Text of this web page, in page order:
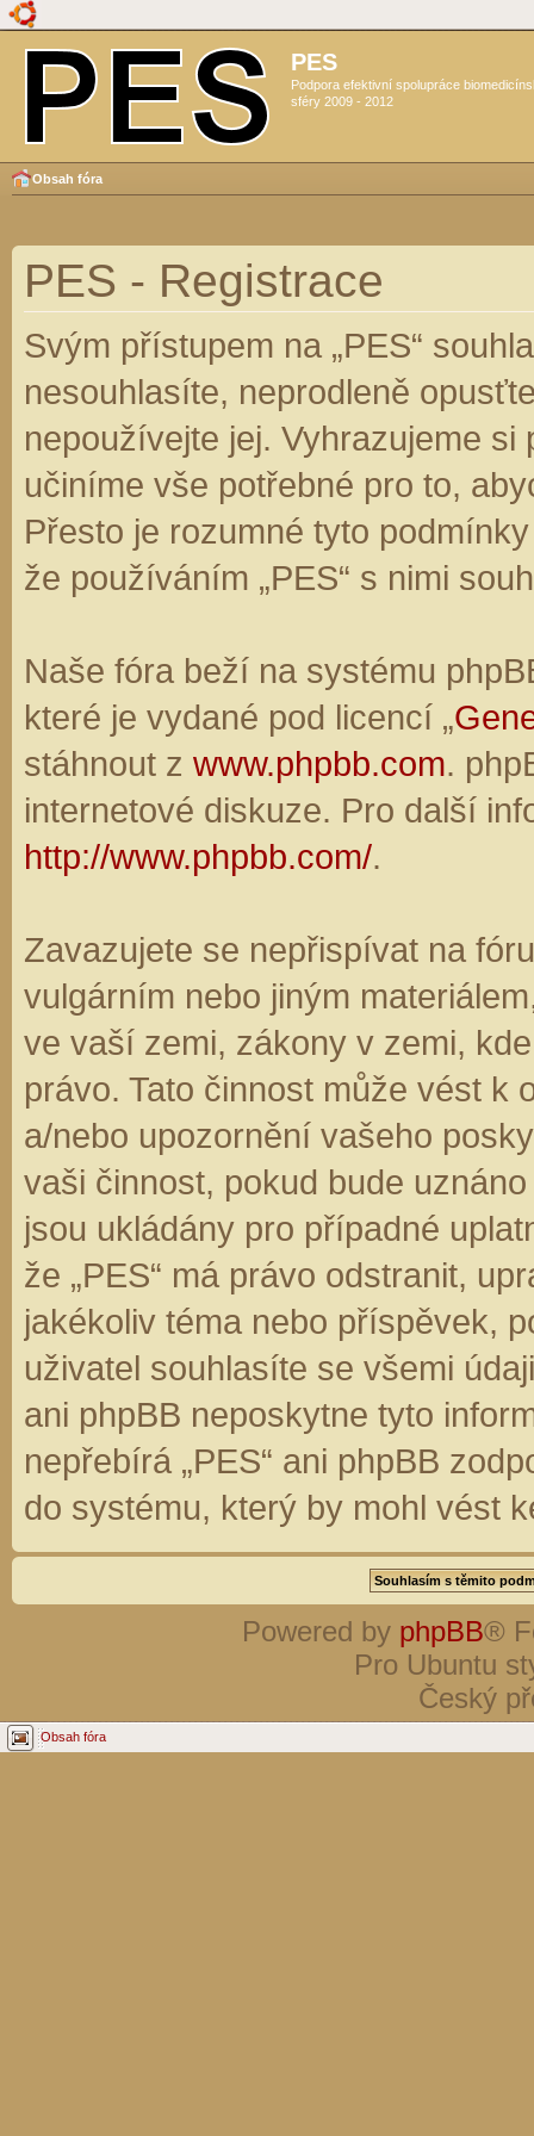
PES
Podpora efektivní spolupráce
sféry 2009 - 2012
Obsah fóra
PES - Registrace
Svým přístupem na „PES“
nesouhlasíte, neprodleně
nepoužívejte jej. Vyhrazujeme
učiníme vše potřebné pro to,
Přesto je rozumné tyto
že používáním „PES“ s nimi
Naše fóra beží na systému
které je vydané pod licencí „
stáhnout z www.phpbb.com.
internetové diskuze. Pro další
http://www.phpbb.com/.
Zavazujete se nepřispívat na
vulgárním nebo jiným
ve vaší zemi, zákony v zemi,
právo. Tato činnost může vést k
a/nebo upozornění vašeho
vaši činnost, pokud bude
jsou ukládány pro případné
že „PES“ má právo odstranit,
jakékoliv téma nebo příspěvek,
uživatel souhlasíte se všemi
ani phpBB neposkytne tyto
nepřebírá „PES“ ani phpBB
do systému, který by mohl vést
Powered by phpBB®
Pro Ubuntu
Český
Obsah fóra